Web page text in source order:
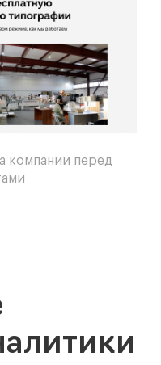
компании перед